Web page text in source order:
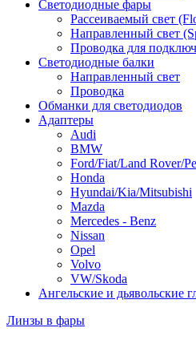
Светодиодные фары
Рассеиваемый свет
Направленный свет
Проводка для
Светодиодные балки
Направленный свет
Проводка
Обманки для светодиодов
Адаптеры
Audi
BMW
Ford/Fiat/Land Rover/
Honda
Hyundai/Kia/Mitsubishi
Mazda
Mercedes - Benz
Nissan
Opel
Volvo
VW/Skoda
Ангельские и дьявольские
Линзы в фары